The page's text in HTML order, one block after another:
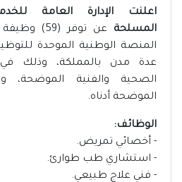
اعلنت الإدارة العامة
المسلحة
عن توفر
المنصة الوطنية الموحدة
عدة مدن بالمملكة، وذلك
الصحية والفنية الموضحة،
الموضحة أدناه.
الوظائف:
- أخصائي تمريض.
- استشاري طب طوارئ.
- فني علاج طبيعي.